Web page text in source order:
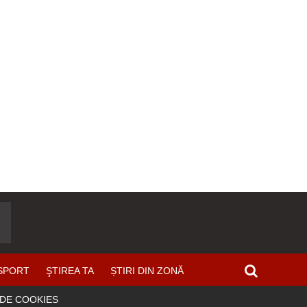
ŞTIREA TA ȘTIRI DIN ZONĂ
COOKIES